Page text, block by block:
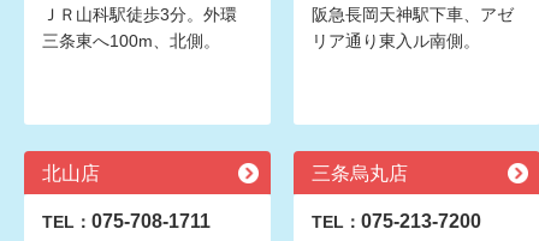
ＪＲ山科駅徒歩3分。外環
三条東へ100m、北側。
阪急長岡天神駅下車、アゼ
リア通り東入ル南側。
北山店
TEL： 075-708-1711
三条烏丸店
TEL： 075-213-7200